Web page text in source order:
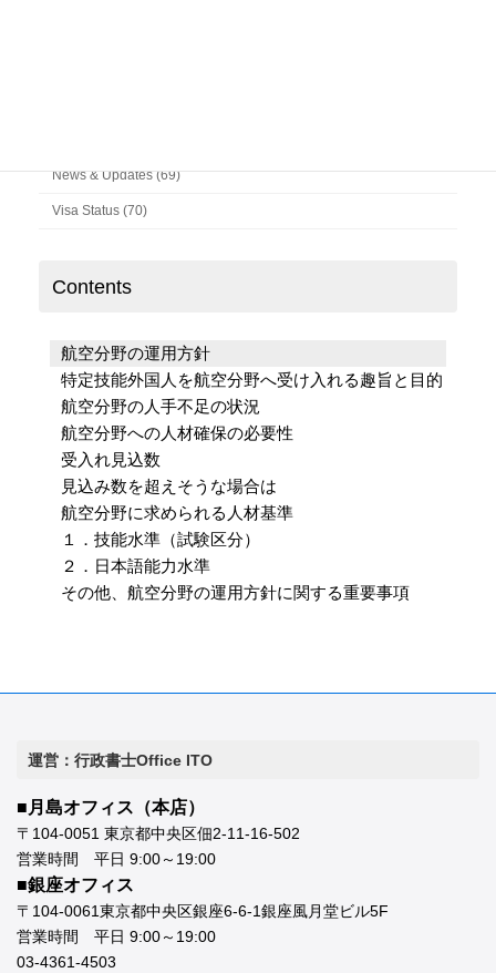
News & Updates (69)
Visa Status (70)
Contents
航空分野の運用方針
特定技能外国人を航空分野へ受け入れる趣旨と目的
航空分野の人手不足の状況
航空分野への人材確保の必要性
受入れ見込数
見込み数を超えそうな場合は
航空分野に求められる人材基準
１．技能水準（試験区分）
２．日本語能力水準
その他、航空分野の運用方針に関する重要事項
運営：行政書士Office ITO
■月島オフィス（本店）
〒104-0051 東京都中央区佃2-11-16-502
営業時間 平日 9:00～19:00
■銀座オフィス
〒104-0061東京都中央区銀座6-6-1銀座風月堂ビル5F
営業時間 平日 9:00～19:00
03-4361-4503